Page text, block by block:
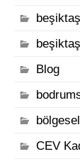
beşiktaş
Blog
CEV